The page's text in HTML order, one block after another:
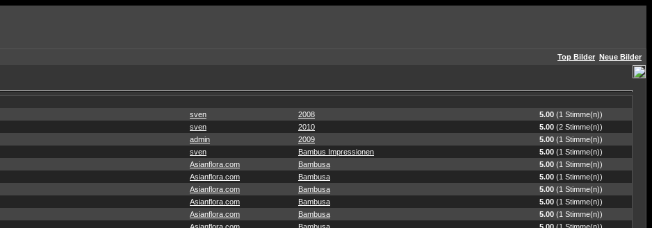
Top Bilder Neue Bilder
sven 2008 5.00 (1 Stimme(n))
sven 2010 5.00 (2 Stimme(n))
admin 2009 5.00 (1 Stimme(n))
sven Bambus Impressionen 5.00 (1 Stimme(n))
Asianflora.com Bambusa 5.00 (1 Stimme(n))
Asianflora.com Bambusa 5.00 (1 Stimme(n))
Asianflora.com Bambusa 5.00 (1 Stimme(n))
Asianflora.com Bambusa 5.00 (1 Stimme(n))
Asianflora.com Bambusa 5.00 (1 Stimme(n))